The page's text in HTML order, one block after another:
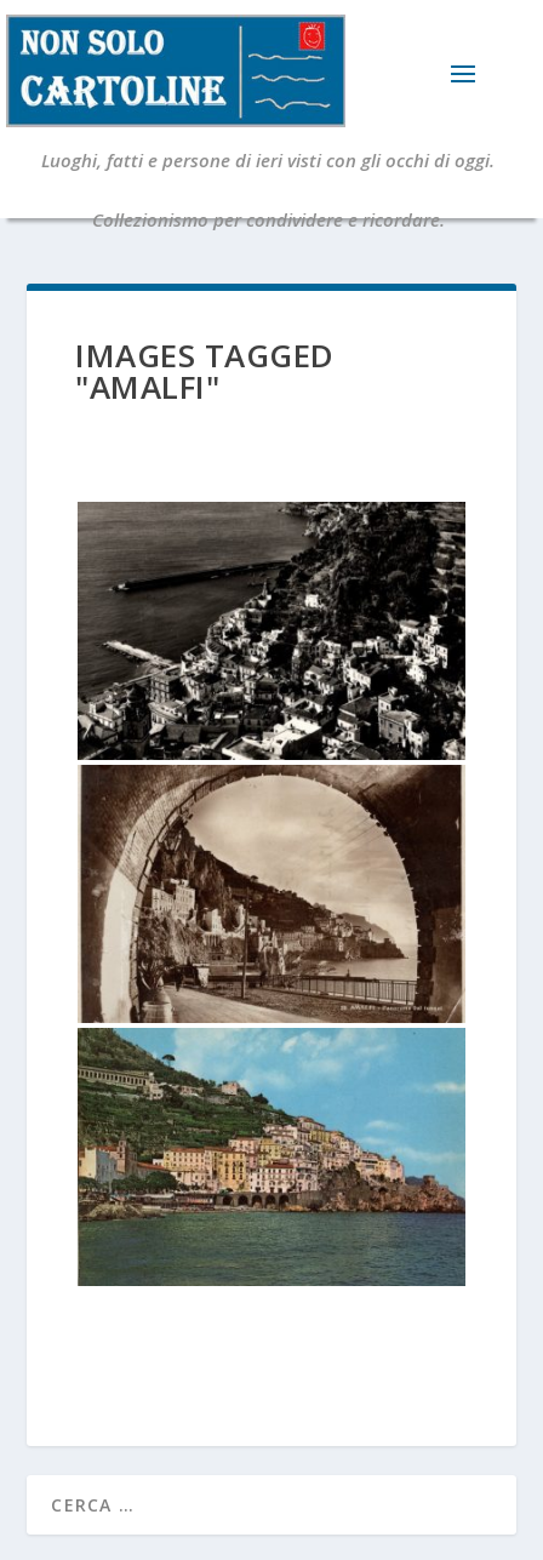
Luoghi, fatti e persone di ieri visti con gli occhi di oggi.
Collezionismo per condividere e ricordare.
IMAGES TAGGED
"AMALFI"